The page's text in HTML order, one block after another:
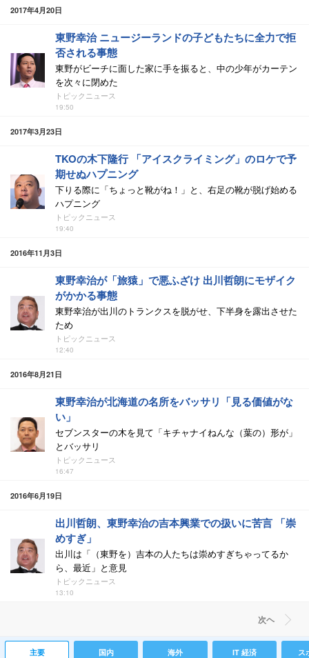
2017年4月20日
東野幸治 ニュージーランドの子どもたちに全力で拒
否される事態
東野がビーチに面した家に手を振ると、中の少年がカーテン
を次々に閉めた
トピックニュース
19:50
2017年3月23日
TKOの木下隆行 「アイスクライミング」のロケで予
期せぬハプニング
下りる際に「ちょっと靴がね！」と、右足の靴が脱げ始める
ハプニング
トピックニュース
19:40
2016年11月3日
東野幸治が「旅猿」で悪ふざけ 出川哲朗にモザイク
がかかる事態
東野幸治が出川のトランクスを脱がせ、下半身を露出させた
ため
トピックニュース
12:40
2016年8月21日
東野幸治が北海道の名所をバッサリ「見る価値がな
い」
セブンスターの木を見て「キチャナイねんな（葉の）形が」
とバッサリ
トピックニュース
16:47
2016年6月19日
出川哲朗、東野幸治の吉本興業での扱いに苦言 「崇
めすぎ」
出川は「（東野を）吉本の人たちは崇めすぎちゃってるか
ら、最近」と意見
トピックニュース
13:10
次ヘ
主要 国内 海外 IT 経済 ス